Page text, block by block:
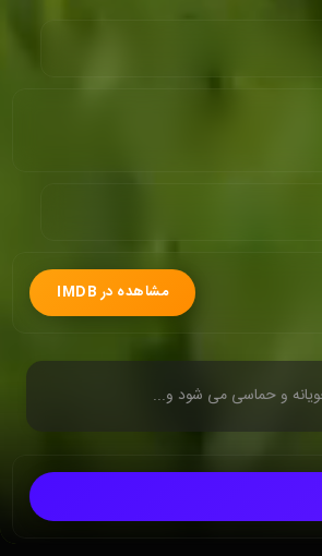
مشاهده در IMDB
و حماسی می شود و...